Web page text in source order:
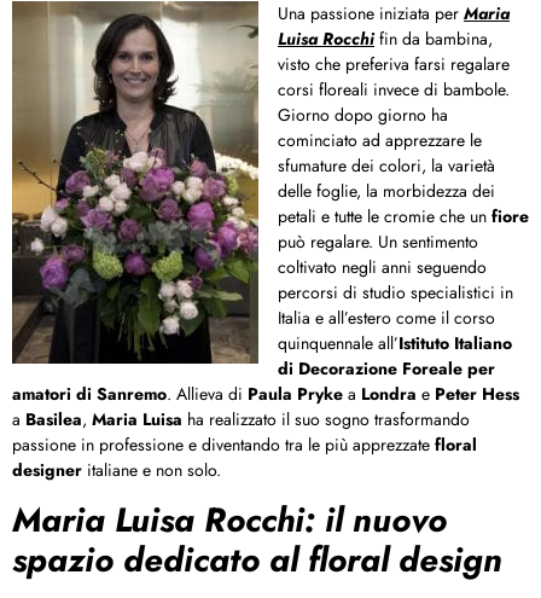
Una passione iniziata per Maria
Luisa Rocchifin da bambina,
visto che preferiva farsi regalare
corsi floreali invece di bambole.
Giorno dopo giorno ha
cominciato ad apprezzare le
sfumature dei colori, la varietà
delle foglie, la morbidezza dei
petali e tutte le cromie che un fiore
può regalare. Un sentimento
coltivato negli anni seguendo
percorsi di studio specialistici in
Italia e all’estero come il corso
quinquennale all’Istituto Italiano
di Decorazione Foreale per
amatori di Sanremo. Allieva di Paula Pryke a Londra e Peter Hess
a Basilea, Maria Luisa ha realizzato il suo sogno trasformando
passione in professione e diventando tra le più apprezzate floral
designer italiane e non solo.
Maria Luisa Rocchi: il nuovo
spazio dedicato al floral design